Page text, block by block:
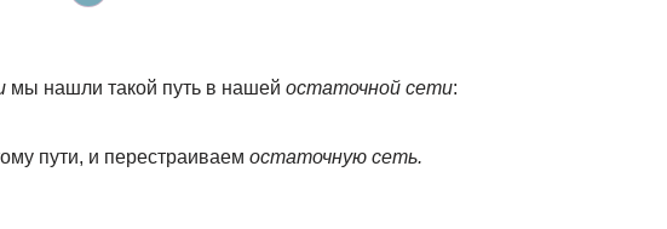
мы нашли такой путь в нашей остаточной сети:
пути, и перестраиваем остаточную сеть.